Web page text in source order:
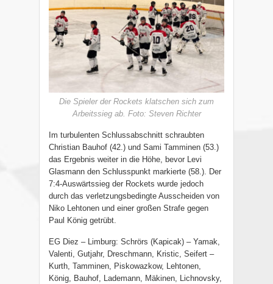
Die Spieler der Rockets klatschen sich zum
Arbeitssieg ab. Foto: Steven Richter
Im turbulenten Schlussabschnitt schraubten
Christian Bauhof (42.) und Sami Tamminen (53.)
das Ergebnis weiter in die Höhe, bevor Levi
Glasmann den Schlusspunkt markierte (58.). Der
7:4-Auswärtssieg der Rockets wurde jedoch
durch das verletzungsbedingte Ausscheiden von
Niko Lehtonen und einer großen Strafe gegen
Paul König getrübt.
EG Diez – Limburg: Schrörs (Kapicak) – Yamak,
Valenti, Gutjahr, Dreschmann, Kristic, Seifert –
Kurth, Tamminen, Piskowazkow, Lehtonen,
König, Bauhof, Lademann, Mäkinen, Lichnovsky,